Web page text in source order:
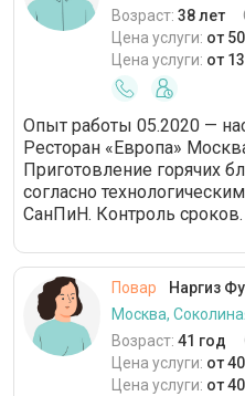
Возраст: 38 лет
Цена услуги: от
Цена услуги: от
Опыт работы 05.2020 —
Ресторан «Европа»
Приготовление горячих
согласно
СанПиН. Контроль сроков.
Повар
Наргиз
Москва,
Возраст: 41 год
Цена услуги: от
Цена услуги: от